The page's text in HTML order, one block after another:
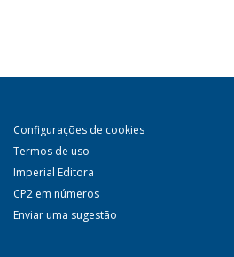
Configurações de cookies
Termos de uso
Imperial Editora
CP2 em números
Enviar uma sugestão